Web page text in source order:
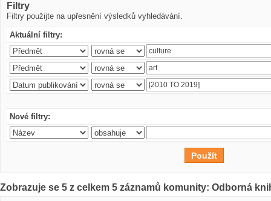
Filtry
Filtry použijte na upřesnění výsledků vyhledávání.
Aktuální filtry:
Nové filtry:
Zobrazuje se 5 z celkem 5 záznamů komunity: Odborná